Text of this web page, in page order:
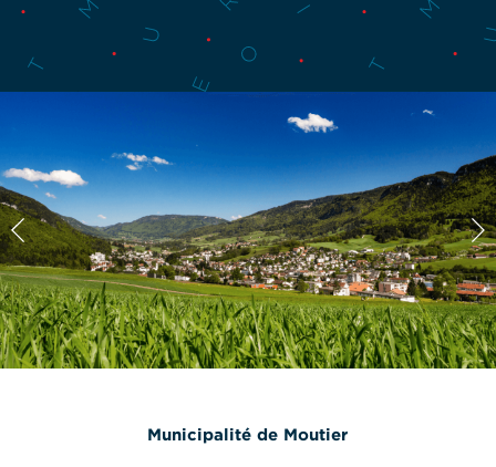
Municipalité de Moutier